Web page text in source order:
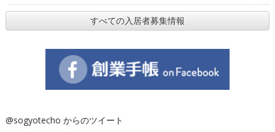
すべての入居者募集情報
@sogyotecho からのツイート